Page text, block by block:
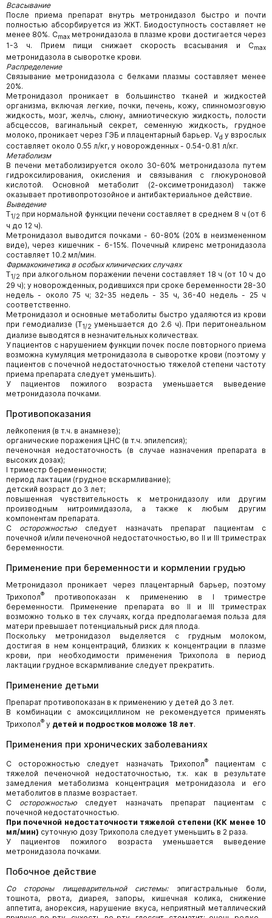
Всасывание
После приема препарат внутрь метронидазол быстро и почти
полностью абсорбируется из ЖКТ. Биодоступность составляет не
менее 80%. Cmax метронидазола в плазме крови достигается через
1-3 ч. Прием пищи снижает скорость всасывания и Cmax
метронидазола в сыворотке крови.
Распределение
Связывание метронидазола с белками плазмы составляет менее
20%.
Метронидазол проникает в большинство тканей и жидкостей
организма, включая легкие, почки, печень, кожу, спинномозговую
жидкость, мозг, желчь, слюну, амниотическую жидкость, полости
абсцессов, вагинальный секрет, семенную жидкость, грудное
молоко, проникает через ГЭБ и плацентарный барьер. Vd у взрослых
составляет около 0.55 л/кг, у новорожденных - 0.54-0.81 л/кг.
Метаболизм
В печени метаболизируется около 30-60% метронидазола путем
гидроксилирования, окисления и связывания с глюкуроновой
кислотой. Основной метаболит (2-оксиметронидазол) также
оказывает противопротозойное и антибактериальное действие.
Выведение
T1/2 при нормальной функции печени составляет в среднем 8 ч (от 6
ч до 12 ч).
Метронидазол выводится почками - 60-80% (20% в неизмененном
виде), через кишечник - 6-15%. Почечный клиренс метронидазола
составляет 10.2 мл/мин.
Фармакокинетика в особых клинических случаях
T1/2 при алкогольном поражении печени составляет 18 ч (от 10 ч до
29 ч); у новорожденных, родившихся при сроке беременности 28-30
недель - около 75 ч; 32-35 недель - 35 ч, 36-40 недель - 25 ч
соответственно.
Метронидазол и основные метаболиты быстро удаляются из крови
при гемодиализе (T1/2 уменьшается до 2.6 ч). При перитонеальном
диализе выводятся в незначительных количествах.
У пациентов с нарушением функции почек после повторного приема
возможна кумуляция метронидазола в сыворотке крови (поэтому у
пациентов с почечной недостаточностью тяжелой степени частоту
приема препарата следует уменьшить).
У пациентов пожилого возраста уменьшается выведение
метронидазола почками.
Противопоказания
лейкопения (в т.ч. в анамнезе);
органические поражения ЦНС (в т.ч. эпилепсия);
печеночная недостаточность (в случае назначения препарата в
высоких дозах);
I триместр беременности;
период лактации (грудное вскармливание);
детский возраст до 3 лет;
повышенная чувствительность к метронидазолу или другим
производным нитроимидазола, а также к любым другим
компонентам препарата.
С осторожностью следует назначать препарат пациентам с
почечной и/или печеночной недостаточностью, во II и III триместрах
беременности.
Применение при беременности и кормлении грудью
Метронидазол проникает через плацентарный барьер, поэтому
Трихопол®
противопоказан к применению в I триместре
беременности. Применение препарата во II и III триместрах
возможно только в тех случаях, когда предполагаемая польза для
матери превышает потенциальный риск для плода.
Поскольку метронидазол выделяется с грудным молоком,
достигая в нем концентраций, близких к концентрации в плазме
крови, при необходимости применения Трихопола в период
лактации грудное вскармливание следует прекратить.
Применение детьми
Препарат противопоказан в к применению у детей до 3 лет.
В комбинации с амоксициллином не рекомендуется применять
Трихопол® у детей и подростков моложе 18 лет.
Применения при хронических заболеваниях
С осторожностью следует назначать Трихопол®пациентам с
тяжелой печеночной недостаточностью, т.к. как в результате
замедления метаболизма концентрация метронидазола и его
метаболитов в плазме возрастает.
С осторожностью следует назначать препарат пациентам с
почечной недостаточностью.
При почечной недостаточности тяжелой степени (КК менее 10
мл/мин) суточную дозу Трихопола следует уменьшить в 2 раза.
У пациентов пожилого возраста уменьшается выведение
метронидазола почками.
Побочное действие
Со стороны пищеварительной системы: эпигастральные боли,
тошнота, рвота, диарея, запоры, кишечная колика, снижение
аппетита, анорексия, нарушение вкуса, неприятный металлический